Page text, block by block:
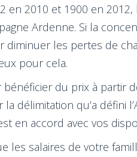
en 2010 et 1900 en
Ardenne. Si la
les pertes de
pour cela.
bénéficier du prix à partir
la délimitation qu’a
en accord avec vos
les salaires de votre